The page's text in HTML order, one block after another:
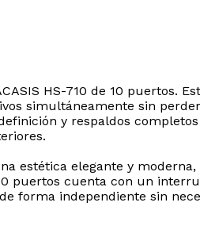
HS-710 de 10 puertos.
simultáneamente sin
y respaldos
estética elegante y
puertos cuenta con un
forma independiente sin